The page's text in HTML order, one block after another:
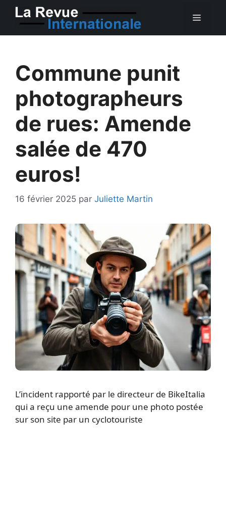
Aller
Commune punit
photographeurs
de rues: Amende
salée de 470
euros!
16 février 2025 par Juliette Martin
L’incident rapporté par le directeur de BikeItalia
qui a reçu une amende pour une photo postée
sur son site par un cyclotouriste